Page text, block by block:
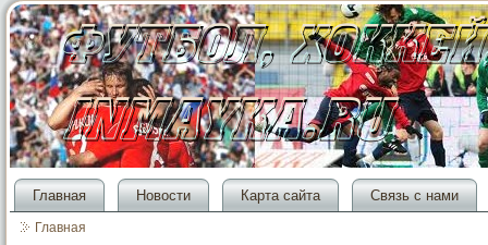
Главная Новости Карта сайта Связь с нами
Главная